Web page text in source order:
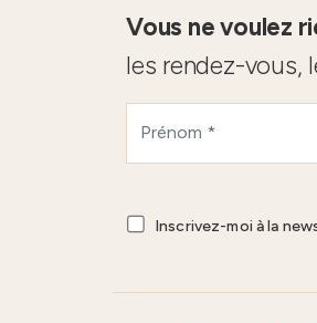
Vous ne voulez
les rendez-vous,
Inscrivez-moi à la